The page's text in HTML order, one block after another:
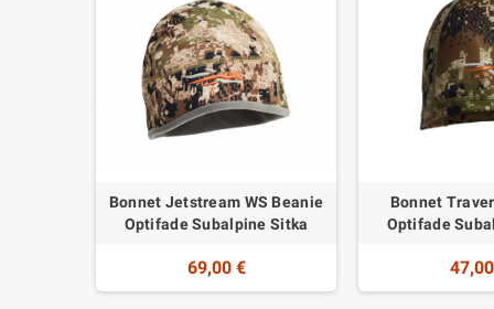
Bonnet Jetstream WS Beanie
Optifade Subalpine Sitka
69,00 €
Bonnet
Optifade